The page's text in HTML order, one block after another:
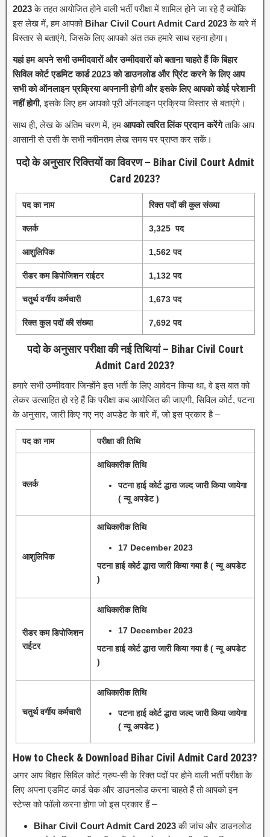
2023के तहत आयोजित होने वाली भर्ती परीक्षा में शामिल होने जा रहे हैं क्योंकि
इस लेख में, हम आपको Bihar Civil Court Admit Card 2023के बारे में
विस्तार से बताएंगे, जिसके लिए आपको अंत तक हमारे साथ रहना होगा।
यहां हम अपने सभी उम्मीदवारों और उम्मीदवारों को बताना चाहते हैं कि बिहार
सिविल कोर्ट एडमिट कार्ड 2023 को डाउनलोड और प्रिंट करने के लिए आप
सभी को ऑनलाइन प्रक्रिया अपनानी होगी और इसके लिए आपको कोई परेशानी
नहीं होगी, इसके लिए हम आपको पूरी ऑनलाइन प्रक्रिया विस्तार से बताएंगे।
साथ ही, लेख के अंतिम चरण में, हम आपको त्वरित लिंक प्रदान करेंगेताकि आप
आसानी से उसी के सभी नवीनतम लेख समय पर प्राप्त कर सकें।
पदो के अनुसार रिक्तियों का विवरण – Bihar Civil Court Admit
Card 2023?
पद का नाम रिक्त पदों की कुल संख्या
क्लर्क 3,325 पद
आशुलिपिक 1,562 पद
रीडर कम डिपोजिशन राईटर 1,132 पद
चतुर्थ वर्गीय कर्मचारी 1,673 पद
रिक्त कुल पदों की संख्या 7,692 पद
पदो के अनुसार परीक्षा की नई तिथियां – Bihar Civil Court
Admit Card 2023?
हमारे सभी उम्मीदवार जिन्होंने इस भर्ती के लिए आवेदन किया था, वे इस बात को
लेकर उत्साहित हो रहे हैं कि परीक्षा कब आयोजित की जाएगी, सिविल कोर्ट, पटना
के अनुसार, जारी किए गए नए अपडेट के बारे में, जो इस प्रकार है –
पद का नाम परीक्षा की तिथि
क्लर्क
आधिकारीक तिथि
पटना हाई कोर्ट द्धारा जल्द जारी किया जायेगा
( न्यू अपडेट )
आशुलिपिक
आधिकारीक तिथि
17 December 2023
पटना हाई कोर्ट द्धारा जारी किया गया है ( न्यू अपडेट
)
रीडर कम डिपोजिशन
राईटर
आधिकारीक तिथि
17 December 2023
पटना हाई कोर्ट द्धारा जारी किया गया है ( न्यू अपडेट
)
चतुर्थ वर्गीय कर्मचारी
आधिकारीक तिथि
पटना हाई कोर्ट द्धारा जल्द जारी किया जायेगा
( न्यू अपडेट )
How to Check & Download Bihar Civil Admit Card 2023?
अगर आप बिहार सिविल कोर्ट ग्रुप-सी के रिक्त पदों पर होने वाली भर्ती परीक्षा के
लिए अपना एडमिट कार्ड चेक और डाउनलोड करना चाहते हैं तो आपको इन
स्टेप्स को फॉलो करना होगा जो इस प्रकार हैं –
Bihar Civil Court Admit Card 2023की जांच और डाउनलोड